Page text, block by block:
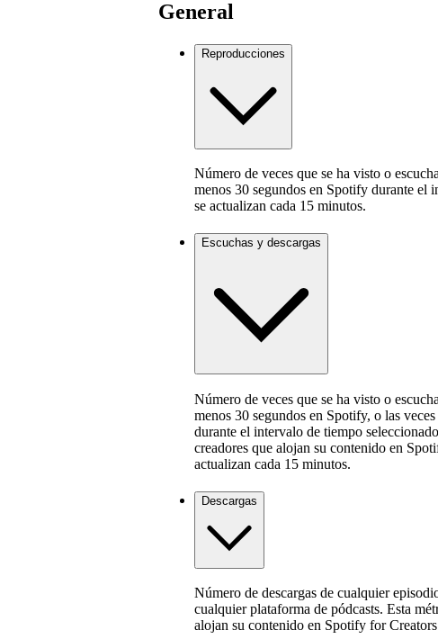
General
Reproducciones
Número de veces que se ha visto o
menos 30 segundos en Spotify durante el
se actualizan cada 15 minutos.
Escuchas y descargas
Número de veces que se ha visto o
menos 30 segundos en Spotify, o las
durante el intervalo de tiempo
creadores que alojan su contenido en
actualizan cada 15 minutos.
Descargas
Número de descargas de cualquier
cualquier plataforma de pódcasts. Esta
alojan su contenido en Spotify for